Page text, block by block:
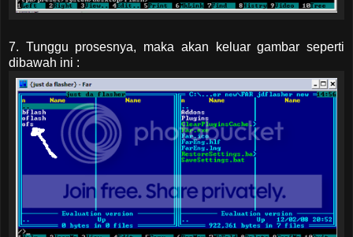
7. Tunggu prosesnya, maka akan keluar gambar seperti
dibawah ini :